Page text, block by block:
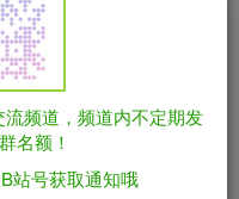
（官中）
频道，频道内不定期发
名额！
站号获取通知哦